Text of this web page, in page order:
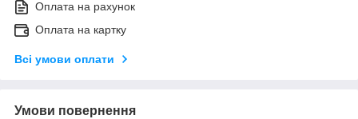
Оплата на рахунок
Оплата на картку
Всі умови оплати
Умови повернення